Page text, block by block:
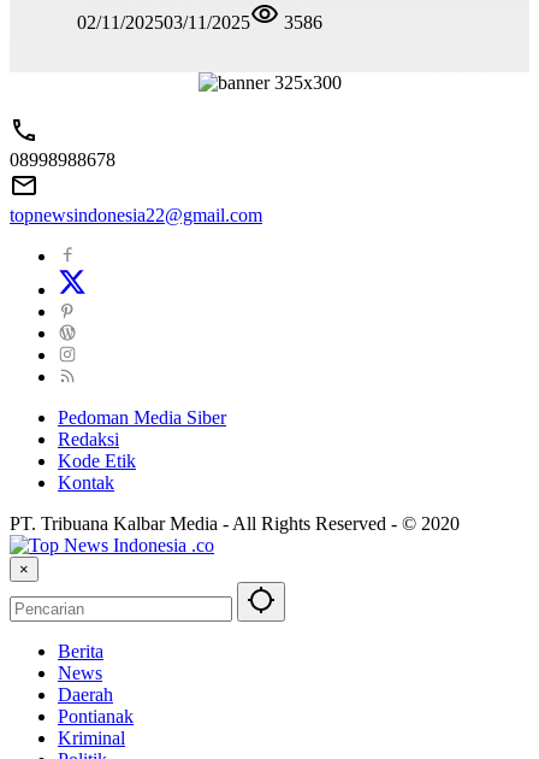
02/11/202503/11/2025 3586
08998988678
topnewsindonesia22@gmail.com
Pedoman Media Siber
Redaksi
Kode Etik
Kontak
PT. Tribuana Kalbar Media - All Rights Reserved - © 2020
×
Berita
News
Daerah
Pontianak
Kriminal